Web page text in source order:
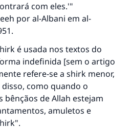
com eles.'"
por al-Albani em al-
é usada nos textos do
indefinida [sem o artigo
refere-se a shirk menor,
como quando o
bênçãos de Allah estejam
amuletos e